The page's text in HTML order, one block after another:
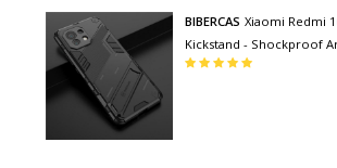
BIBERCAS Xiaomi Redmi
Kickstand - Shockproof
Zwart